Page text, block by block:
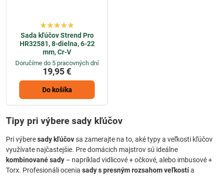
Sada kľúčov Strend Pro
HR32581, 8-dielna, 6-22
mm, Cr-V
Doručíme do 5 pracovných dní
19,95 €
Do košíka
Tipy pri výbere sady kľúčov
Pri výberesady kľúčovsa zamerajte na to, aké typy a veľkosti kľúčov
využívate najčastejšie. Pre domácich majstrov sú ideálne
kombinované sady – napríklad vidlicové + očkové, alebo imbusové +
Torx. Profesionáli ocenia sady s presným rozsahom veľkostía